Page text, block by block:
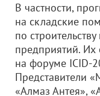
В частности,
на складские
по
предприятий. Их
на форуме ICID-
Представители
«Алмаз Антея»,